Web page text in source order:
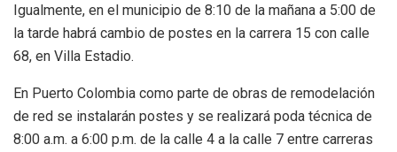
Igualmente, en el municipio de 8:10 de la mañana a 5:00 de
la tarde habrá cambio de postes en la carrera 15 con calle
68, en Villa Estadio.
En Puerto Colombia como parte de obras de remodelación
de red se instalarán postes y se realizará poda técnica de
8:00 a.m. a 6:00 p.m. de la calle 4 a la calle 7 entre carreras